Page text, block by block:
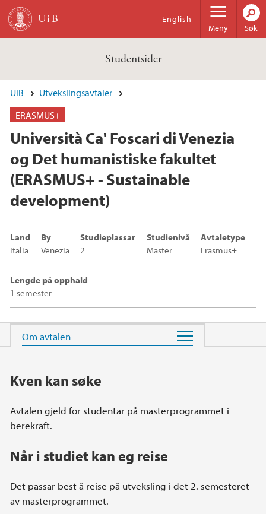
Hopp til hovedinnhold
Meny
English
Søk
Studentsider
UiB
Utvekslingsavtaler
ERASMUS+
Università Ca' Foscari di Venezia
og Det humanistiske fakultet
(ERASMUS+ - Sustainable
development)
Land
Italia
By
Venezia
Studieplassar
2
Studienivå
Master
Avtaletype
Erasmus+
Lengde på opphald
1 semester
Hovedinnhold
Kven kan søke
Avtalen gjeld for studentar på masterprogrammet i
berekraft.
Når i studiet kan eg reise
Det passar best å reise på utveksling i det 2. semesteret
av masterprogrammet.